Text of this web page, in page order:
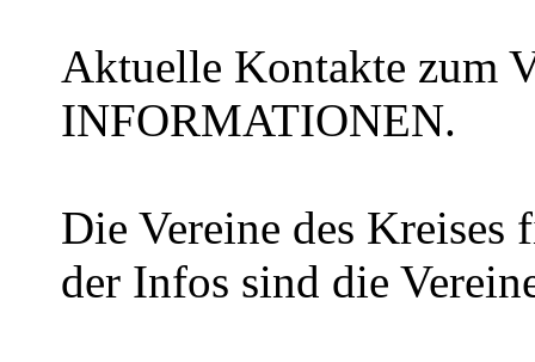
Aktuelle Kontakte zum
INFORMATIONEN.
Die Vereine des
der Infos sind die